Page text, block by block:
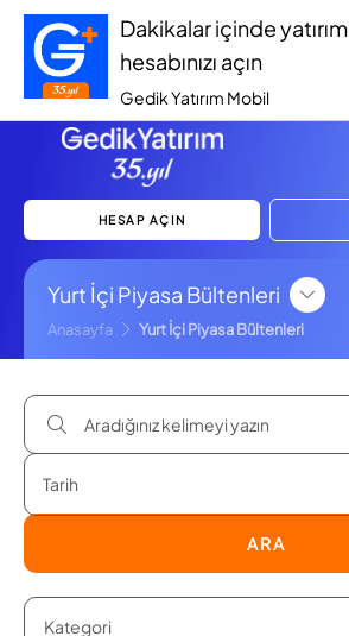
Dakikalar içinde yatırım
hesabınızı açın
Gedik Yatırım Mobil
HESAP AÇIN
Yurt İçi Piyasa Bültenleri
Anasayfa Yurt İçi Piyasa Bültenleri
ARA